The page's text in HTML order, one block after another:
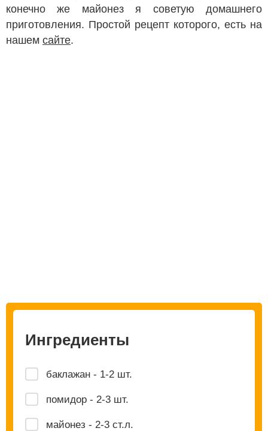
конечно же майонез я советую домашнего
приготовления. Простой рецепт которого, есть на
нашем сайте.
Ингредиенты
баклажан - 1-2 шт.
помидор - 2-3 шт.
майонез - 2-3 ст.л.